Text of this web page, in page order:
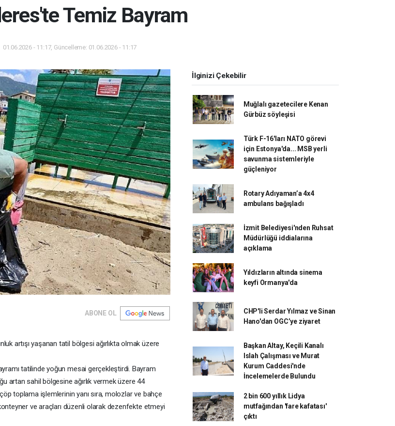
Temiz Bayram
01.06.2026 - 11:17, Güncelleme: 01.06.2026 - 11:17
ABONE OL
artışı yaşanan tatil bölgesi ağırlıkta olmak üzere
tatilinde yoğun mesai gerçekleştirdi. Bayram
artan sahil bölgesine ağırlık vermek üzere 44
toplama işlemlerinin yanı sıra, molozlar ve bahçe
ve araçları düzenli olarak dezenfekte etmeyi
İlginizi Çekebilir
Muğlalı gazetecilere Kenan
Gürbüz söyleşisi
Türk F-16'ları NATO görevi
için Estonya'da... MSB yerli
savunma sistemleriyle
güçleniyor
Rotary Adıyaman’a 4x4
ambulans bağışladı
İzmit Belediyesi'nden Ruhsat
Müdürlüğü iddialarına
açıklama
Yıldızların altında sinema
keyfi Ormanya'da
CHP'li Serdar Yılmaz ve Sinan
Hano'dan OGC’ye ziyaret
Başkan Altay, Keçili Kanalı
Islah Çalışması ve Murat
Kurum Caddesi'nde
İncelemelerde Bulundu
2 bin 600 yıllık Lidya
mutfağından 'fare kafatası'
çıktı